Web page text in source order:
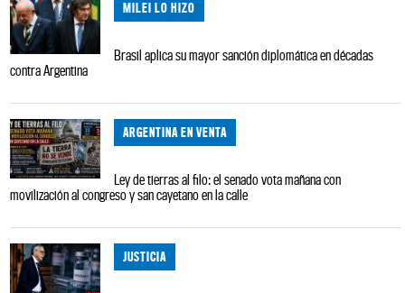
MILEI LO HIZO
Brasil aplica su mayor sanción diplomática en décadas
contra Argentina
ARGENTINA EN VENTA
Ley de tierras al filo: el senado vota mañana con
movilización al congreso y san cayetano en la calle
JUSTICIA